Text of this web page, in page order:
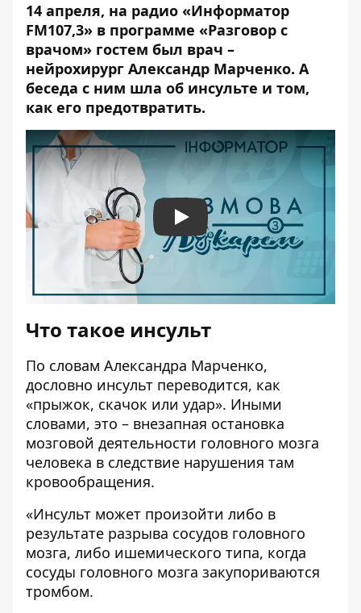
14 апреля, на радио «Информатор
FM107,3» в программе «Разговор с
врачом» гостем был врач –
нейрохирург Александр Марченко. А
беседа с ним шла об инсульте и том,
как его предотвратить.
Play
Что такое инсульт
По словам Александра Марченко,
дословно инсульт переводится, как
«прыжок, скачок или удар». Иными
словами, это – внезапная остановка
мозговой деятельности головного мозга
человека в следствие нарушения там
кровообращения.
«Инсульт может произойти либо в
результате разрыва сосудов головного
мозга, либо ишемического типа, когда
сосуды головного мозга закупориваются
тромбом.